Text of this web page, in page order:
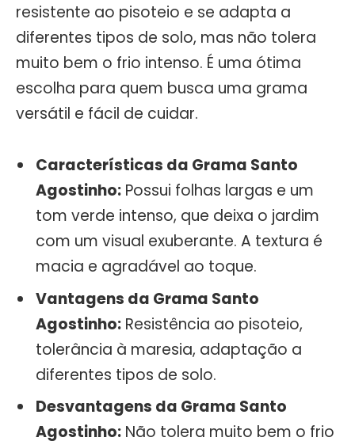
resistente ao pisoteio e se adapta a
diferentes tipos de solo, mas não tolera
muito bem o frio intenso. É uma ótima
escolha para quem busca uma grama
versátil e fácil de cuidar.
Características da Grama Santo
Agostinho: Possui folhas largas e um
tom verde intenso, que deixa o jardim
com um visual exuberante. A textura é
macia e agradável ao toque.
Vantagens da Grama Santo
Agostinho: Resistência ao pisoteio,
tolerância à maresia, adaptação a
diferentes tipos de solo.
Desvantagens da Grama Santo
Agostinho: Não tolera muito bem o frio